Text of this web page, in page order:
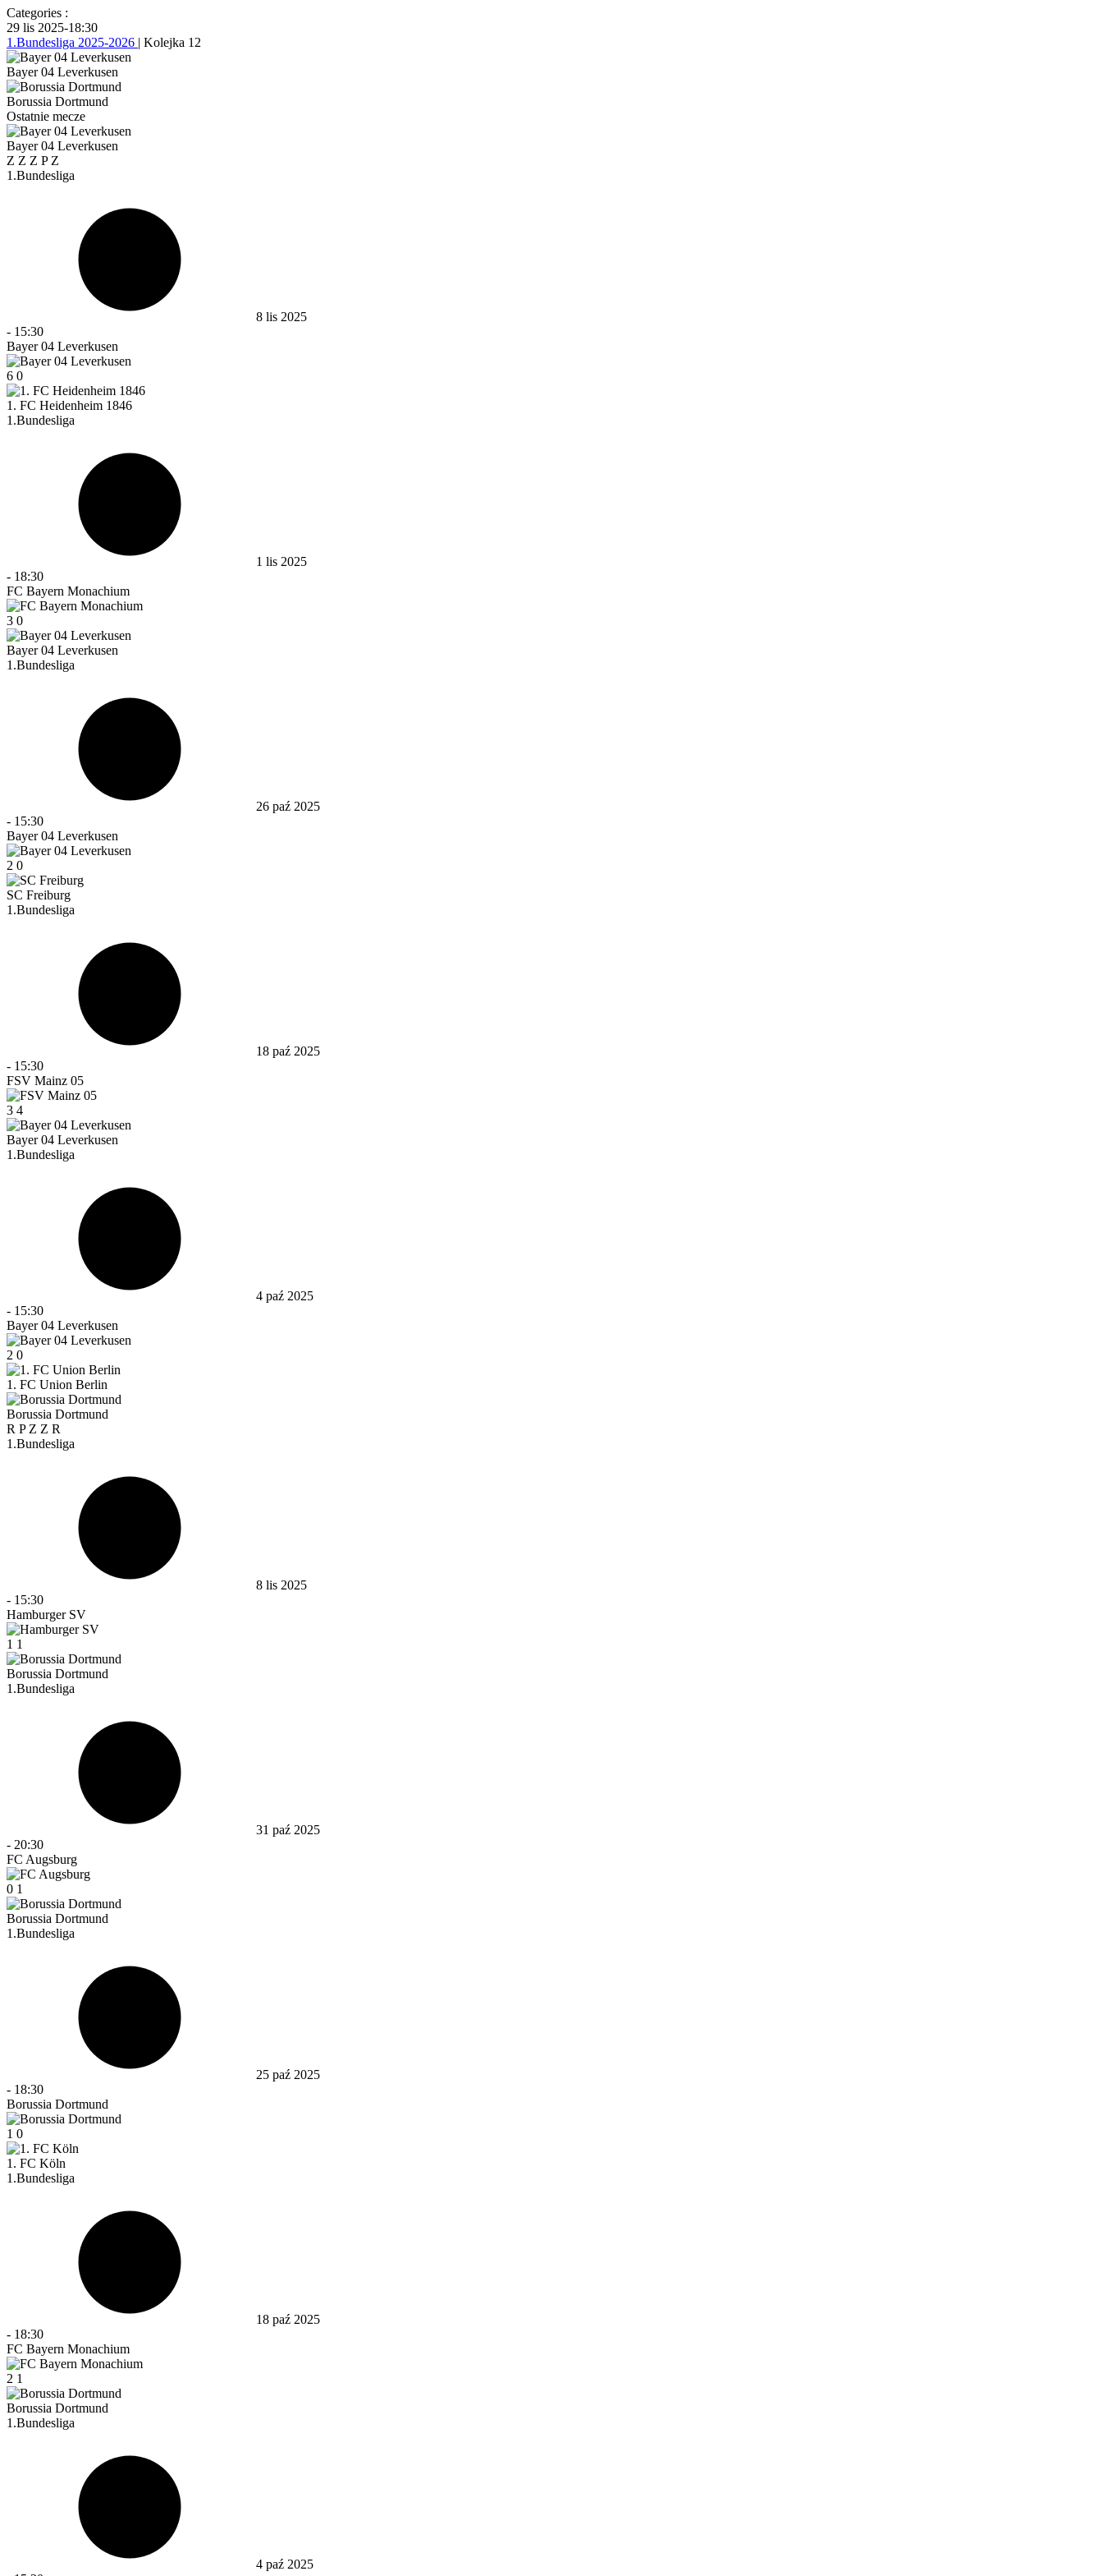
Categories :
29 lis 2025-18:30
1.Bundesliga 2025-2026 | Kolejka 12
Bayer 04 Leverkusen
Borussia Dortmund
Ostatnie mecze
Bayer 04 Leverkusen
Z Z Z P Z
1.Bundesliga
8 lis 2025
- 15:30
Bayer 04 Leverkusen
6 0
1. FC Heidenheim 1846
1.Bundesliga
1 lis 2025
- 18:30
FC Bayern Monachium
3 0
Bayer 04 Leverkusen
1.Bundesliga
26 paź 2025
- 15:30
Bayer 04 Leverkusen
2 0
SC Freiburg
1.Bundesliga
18 paź 2025
- 15:30
FSV Mainz 05
3 4
Bayer 04 Leverkusen
1.Bundesliga
4 paź 2025
- 15:30
Bayer 04 Leverkusen
2 0
1. FC Union Berlin
Borussia Dortmund
R P Z Z R
1.Bundesliga
8 lis 2025
- 15:30
Hamburger SV
1 1
Borussia Dortmund
1.Bundesliga
31 paź 2025
- 20:30
FC Augsburg
0 1
Borussia Dortmund
1.Bundesliga
25 paź 2025
- 18:30
Borussia Dortmund
1 0
1. FC Köln
1.Bundesliga
18 paź 2025
- 18:30
FC Bayern Monachium
2 1
Borussia Dortmund
1.Bundesliga
4 paź 2025